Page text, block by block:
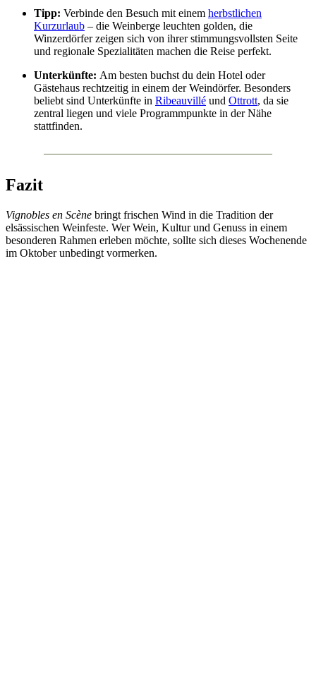
Tipp: Verbinde den Besuch mit einem herbstlichen
Kurzurlaub – die Weinberge leuchten golden, die
Winzerdörfer zeigen sich von ihrer stimmungsvollsten Seite
und regionale Spezialitäten machen die Reise perfekt.
Unterkünfte: Am besten buchst du dein Hotel oder
Gästehaus rechtzeitig in einem der Weindörfer. Besonders
beliebt sind Unterkünfte in Ribeauvillé und Ottrott, da sie
zentral liegen und viele Programmpunkte in der Nähe
stattfinden.
Fazit
Vignobles en Scène bringt frischen Wind in die Tradition der
elsässischen Weinfeste. Wer Wein, Kultur und Genuss in einem
besonderen Rahmen erleben möchte, sollte sich dieses Wochenende
im Oktober unbedingt vormerken.